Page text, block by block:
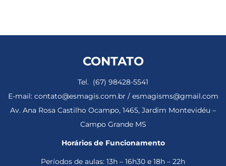
CONTATO
Tel. (67) 98428-5541
E-mail: contato@esmagis.com.br / esmagisms@gmail.com
Av. Ana Rosa Castilho Ocampo, 1465, Jardim Montevidéu –
Campo Grande MS
Horários de Funcionamento
Períodos de aulas: 13h – 16h30 e 18h – 22h